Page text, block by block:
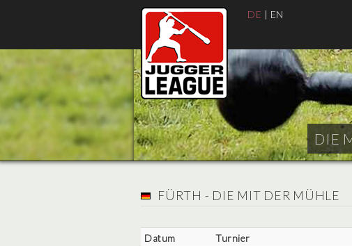
DE | EN
DIE
FÜRTH - DIE MIT DER MÜHLE
Datum Turnier